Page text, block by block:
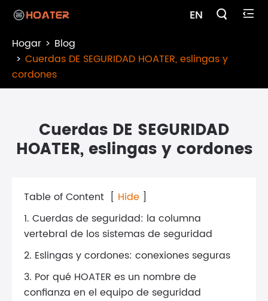
EN  
Hogar
Blog
Cuerdas DE SEGURIDAD HOATER, eslingas y
cordones
Cuerdas DE SEGURIDAD
HOATER, eslingas y cordones
Table of Content [ Hide ]
1. Cuerdas de seguridad: la columna
vertebral de los sistemas de seguridad
2. Eslingas y cordones: conexiones seguras
3. Por qué HOATER es un nombre de
confianza en el equipo de seguridad